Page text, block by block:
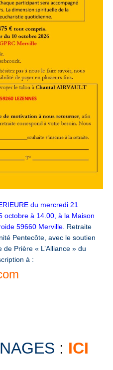
du mercredi 21
octobre à 14.00, à la Maison
59660 Merville. Retraite
Pentecôte, avec le soutien
Prière « L’Alliance » du
à :
: ICI